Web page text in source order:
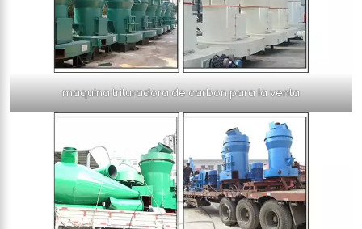
maquina trituradora de carbon para la venta